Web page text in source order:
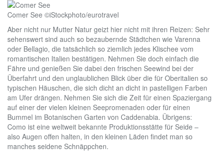
Comer See ©iStockphoto/eurotravel
Aber nicht nur Mutter Natur geizt hier nicht mit ihren Reizen: Sehr
sehenswert sind auch so bezaubernde Städtchen wie Varenna
oder Bellagio, die tatsächlich so ziemlich jedes Klischee vom
romantischen Italien bestätigen. Nehmen Sie doch einfach die
Fähre und genießen Sie dabei den frischen Seewind bei der
Überfahrt und den unglaublichen Blick über die für Oberitalien so
typischen Häuschen, die sich dicht an dicht in pastelligen Farben
am Ufer drängen. Nehmen Sie sich die Zeit für einen Spaziergang
auf einer der vielen kleinen Seepromenaden oder für einen
Bummel im Botanischen Garten von Caddenabia. Übrigens:
Como ist eine weltweit bekannte Produktionsstätte für Seide –
also Augen offen halten, in den kleinen Läden findet man so
manches seidene Schnäppchen.